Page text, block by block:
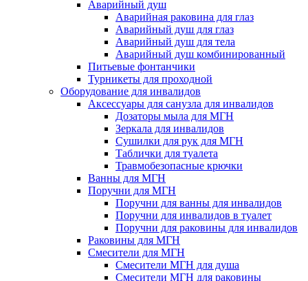
Аварийный душ
Аварийная раковина для глаз
Аварийный душ для глаз
Аварийный душ для тела
Аварийный душ комбинированный
Питьевые фонтанчики
Турникеты для проходной
Оборудование для инвалидов
Аксессуары для санузла для инвалидов
Дозаторы мыла для МГН
Зеркала для инвалидов
Сушилки для рук для МГН
Таблички для туалета
Травмобезопасные крючки
Ванны для МГН
Поручни для МГН
Поручни для ванны для инвалидов
Поручни для инвалидов в туалет
Поручни для раковины для инвалидов
Раковины для МГН
Смесители для МГН
Смесители МГН для душа
Смесители МГН для раковины